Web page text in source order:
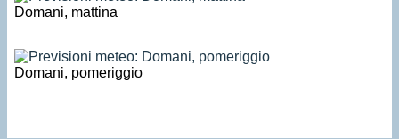
Domani, mattina
Domani, pomeriggio